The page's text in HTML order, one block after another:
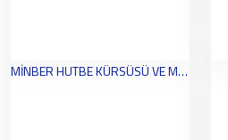
MİNBER HUTBE KÜRSÜSÜ VE MİKROFONLUK